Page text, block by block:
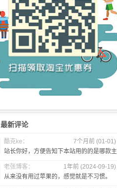
最新评论
酷克ke：
7个月前 (01-01)
站长你好，方便告知下本站用的的是哪款主
老张博客：
1年前 (2024-09-19)
从来没有用过苹果的，感觉就是不习惯。